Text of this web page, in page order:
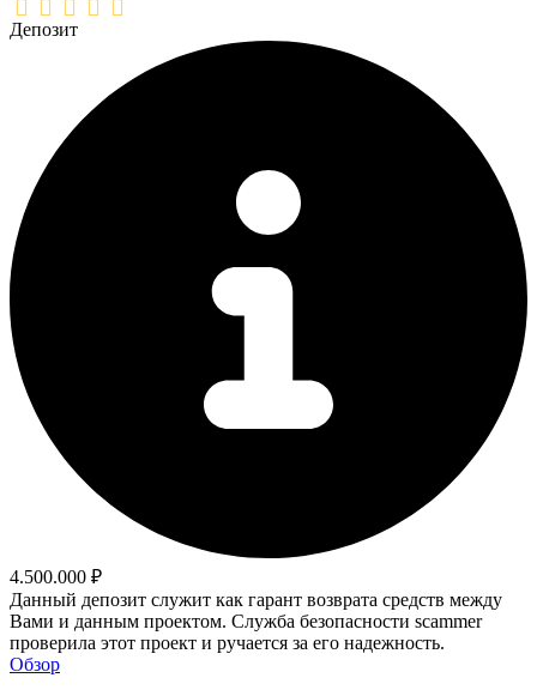
Депозит
4.500.000 ₽
Данный депозит служит как гарант возврата средств между
Вами и данным проектом. Служба безопасности scammer
проверила этот проект и ручается за его надежность.
Обзор